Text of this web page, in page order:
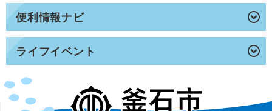
便利情報ナビ
ライフイベント